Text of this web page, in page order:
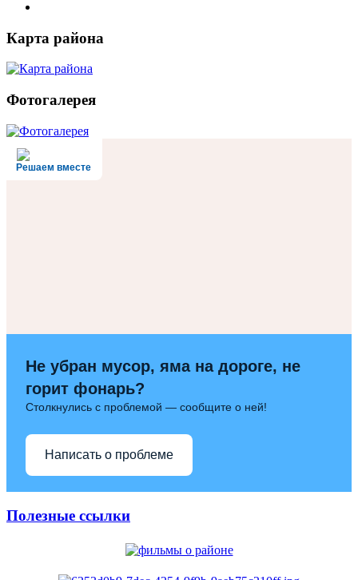
Карта района
Фотогалерея
Решаем вместе
Не убран мусор, яма на дороге, не
горит фонарь?
Столкнулись с проблемой — сообщите о ней!
Написать о проблеме
Полезные ссылки